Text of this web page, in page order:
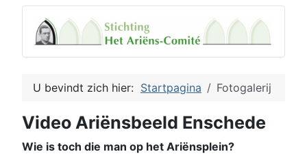
U bevindt zich hier: Startpagina Fotogalerij
Video Ariënsbeeld Enschede
Wie is toch die man op het Ariënsplein?